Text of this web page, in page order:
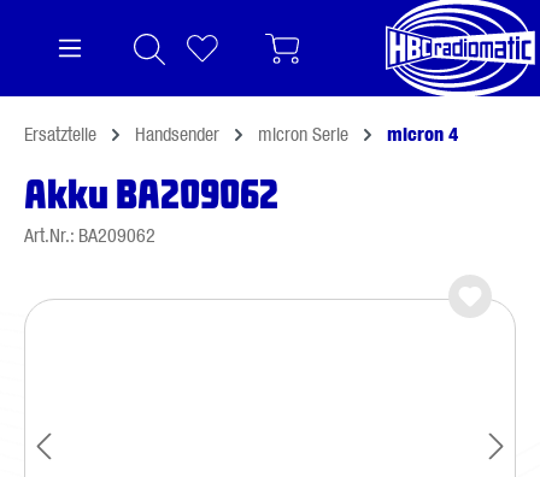
Ersatzteile Handsender micron Serie micron 4
Akku BA209062
Art.Nr.: BA209062
Bildergalerie überspringen